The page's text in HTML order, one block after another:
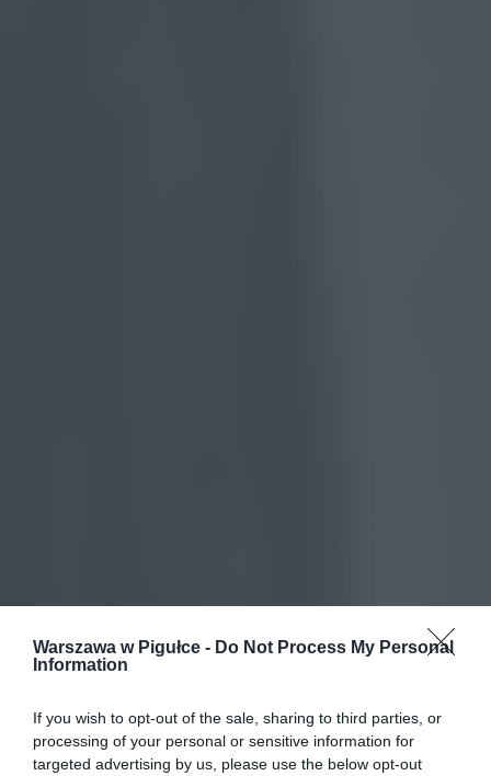
Warszawa w Pigułce - Do Not Process My Personal
Information
If you wish to opt-out of the sale, sharing to third parties, or
processing of your personal or sensitive information for
targeted advertising by us, please use the below opt-out